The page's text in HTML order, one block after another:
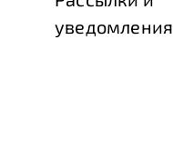
уведомления